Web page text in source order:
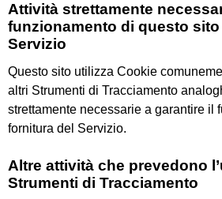
Attività strettamente
funzionamento di questo sito
Servizio
Questo sito utilizza Cookie
altri Strumenti di Tracciamento
strettamente necessarie a garantire il
fornitura del Servizio.
Altre attività che prevedono
Strumenti di Tracciamento